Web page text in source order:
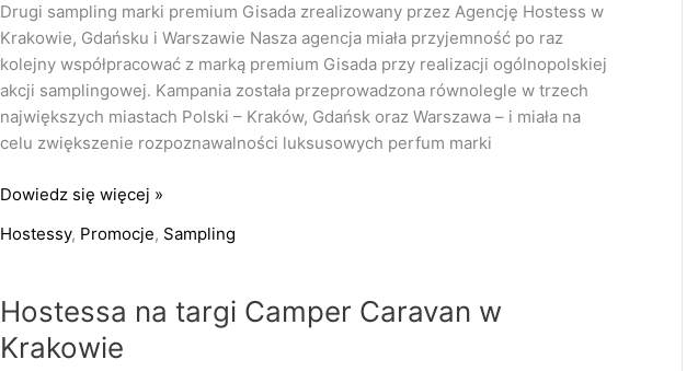
Drugi sampling marki premium Gisada zrealizowany przez Agencję Hostess w
Krakowie, Gdańsku i Warszawie Nasza agencja miała przyjemność po raz
kolejny współpracować z marką premium Gisada przy realizacji ogólnopolskiej
akcji samplingowej. Kampania została przeprowadzona równolegle w trzech
największych miastach Polski – Kraków, Gdańsk oraz Warszawa – i miała na
celu zwiększenie rozpoznawalności luksusowych perfum marki
marki
premium
Dowiedz się więcej »
Hostessy, Promocje, Sampling
Hostessa na targi Camper Caravan w
Krakowie
Hostessa
targi